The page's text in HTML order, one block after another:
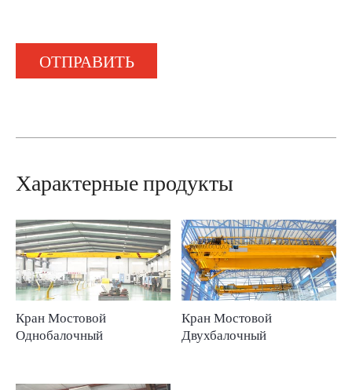
ОТПРАВИТЬ
Характерные продукты
Кран Мостовой
Однобалочный
Кран Мостовой
Двухбалочный